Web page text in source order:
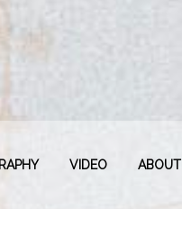
VIDEO ABOUT